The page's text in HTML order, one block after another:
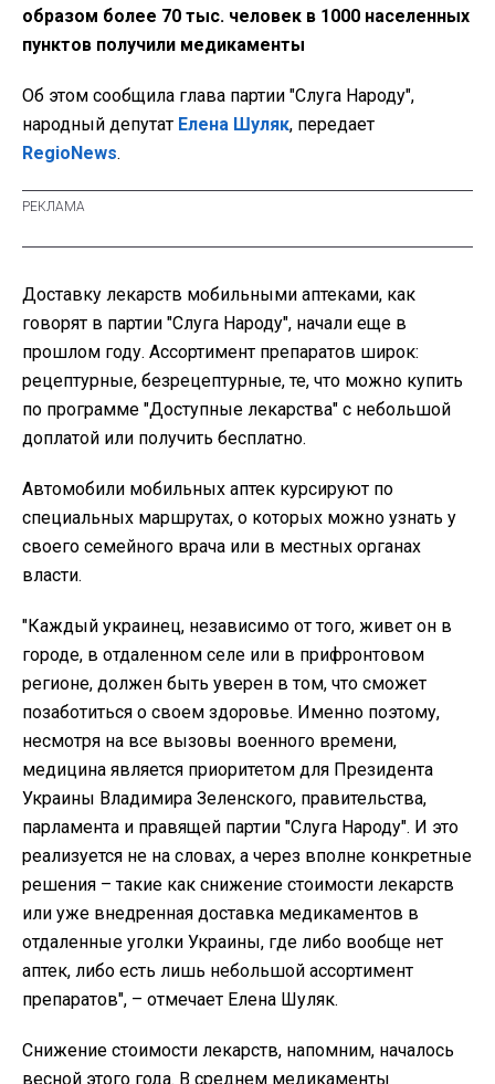
образом более 70 тыс. человек в 1000 населенных
пунктов получили медикаменты
Об этом сообщила глава партии "Слуга Народу",
народный депутат Елена Шуляк, передает
RegioNews.
Доставку лекарств мобильными аптеками, как
говорят в партии "Слуга Народу", начали еще в
прошлом году. Ассортимент препаратов широк:
рецептурные, безрецептурные, те, что можно купить
по программе "Доступные лекарства" с небольшой
доплатой или получить бесплатно.
Автомобили мобильных аптек курсируют по
специальных маршрутах, о которых можно узнать у
своего семейного врача или в местных органах
власти.
"Каждый украинец, независимо от того, живет он в
городе, в отдаленном селе или в прифронтовом
регионе, должен быть уверен в том, что сможет
позаботиться о своем здоровье. Именно поэтому,
несмотря на все вызовы военного времени,
медицина является приоритетом для Президента
Украины Владимира Зеленского, правительства,
парламента и правящей партии "Слуга Народу". И это
реализуется не на словах, а через вполне конкретные
решения – такие как снижение стоимости лекарств
или уже внедренная доставка медикаментов в
отдаленные уголки Украины, где либо вообще нет
аптек, либо есть лишь небольшой ассортимент
препаратов", – отмечает Елена Шуляк.
Снижение стоимости лекарств, напомним, началось
весной этого года. В среднем медикаменты